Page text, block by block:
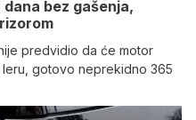
bez gašenja,
predvidio da će motor
gotovo neprekidno 365